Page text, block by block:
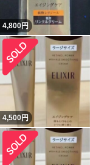
4,800円
4,500円